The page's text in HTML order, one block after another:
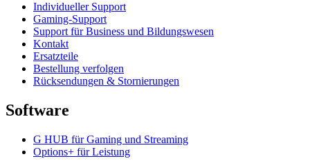
Individueller Support
Gaming-Support
Support für Business und Bildungswesen
Kontakt
Ersatzteile
Bestellung verfolgen
Rücksendungen & Stornierungen
Software
G HUB für Gaming und Streaming
Options+ für Leistung